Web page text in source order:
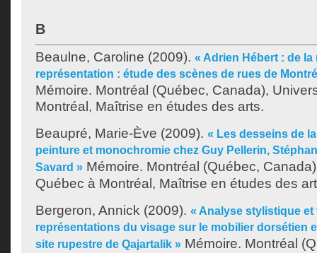
B
Beaulne, Caroline (2009). « Adrien Hébert : de la
représentation : étude des scènes de rues de
Mémoire. Montréal (Québec, Canada),
Montréal, Maîtrise en études des arts.
Beaupré, Marie-Ève (2009). « Les desseins de
peinture et monochromie chez Guy Pellerin,
Savard » Mémoire. Montréal (Québec,
Québec à Montréal, Maîtrise en études des
Bergeron, Annick (2009). « Analyse stylistique
représentations du visage sur le mobilier dorsétien
site rupestre de Qajartalik » Mémoire. Montréal